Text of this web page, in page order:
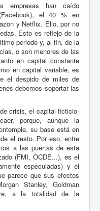
empresas han caído
el 40 % en
y Netflix. Ello, por no
Esto es reflejo de la
periodo y, al fin, de la
o son menores de las
en capital constante
en capital variable, es
el despido de miles de
debemos soportar las
crisis, el capital ficticio-
porque, aunque la
su base está en
el resto. Por eso, entre
a las puertas de esta
(FMI, OCDE...), es el
especuladas) y el
parece que sus efectos
Stanley, Goldman
a la totalidad de la